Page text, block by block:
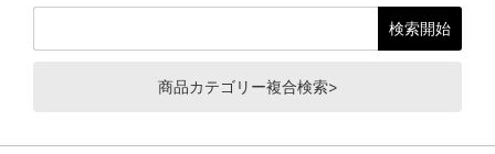
商品カテゴリー複合検索>